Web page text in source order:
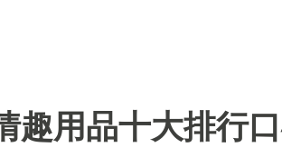
趣用品十大排行